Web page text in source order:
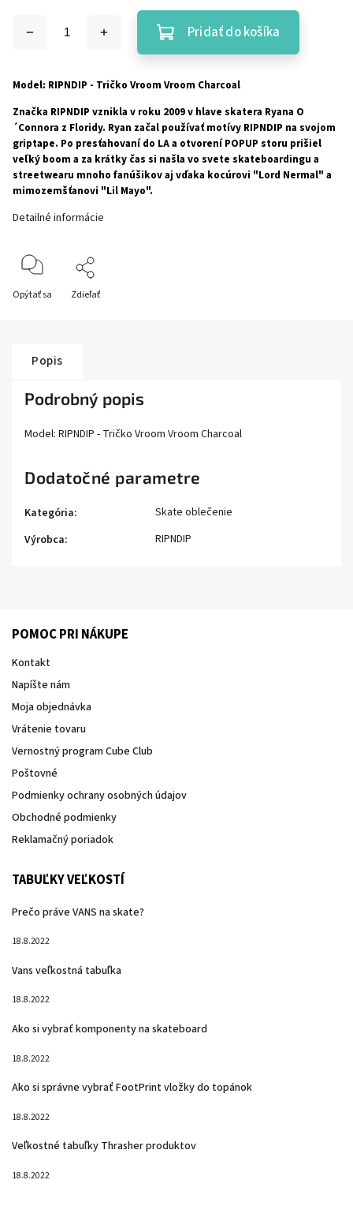
Pridať do košíka
Model: RIPNDIP - Tričko Vroom Vroom Charcoal
Značka RIPNDIP vznikla v roku 2009 v hlave skatera Ryana O
´Connora z Floridy. Ryan začal používať motívy RIPNDIP na svojom
griptape. Po presťahovaní do LA a otvorení POPUP storu prišiel
veľký boom a za krátky čas si našla vo svete skateboardingu a
streetwearu mnoho fanúšikov aj vďaka kocúrovi "Lord Nermal" a
mimozemšťanovi "Lil Mayo".
Detailné informácie
Opýtať sa Zdieľať
Popis
Podrobný popis
Model: RIPNDIP - Tričko Vroom Vroom Charcoal
Dodatočné parametre
Kategória:
Skate oblečenie
Výrobca: RIPNDIP
POMOC PRI NÁKUPE
Kontakt
Napíšte nám
Moja objednávka
Vrátenie tovaru
Vernostný program Cube Club
Poštovné
Podmienky ochrany osobných údajov
Obchodné podmienky
Reklamačný poriadok
TABUĽKY VEĽKOSTÍ
Prečo práve VANS na skate?
18.8.2022
Vans veľkostná tabuľka
18.8.2022
Ako si vybrať komponenty na skateboard
18.8.2022
Ako si správne vybrať FootPrint vložky do topánok
18.8.2022
Veľkostné tabuľky Thrasher produktov
18.8.2022